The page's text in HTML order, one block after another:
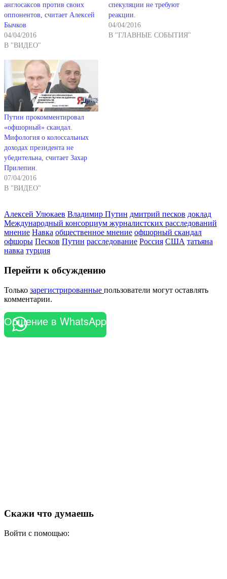
англосаксов против своих
оппонентов, считает Алексей
Бычков
04/04/2016
В "ВИДЕО"
спекуляции не требуют
реакции.
04/04/2016
В "ГЛАВНЫЕ СОБЫТИЯ"
Путин прокомментировал
«офшорный» скандал.
Мифология о колоссальных
доходах президента не
убедительна, считает Захар
Прилепин.
07/04/2016
В "ВИДЕО"
Алексей Улюкаев Владимир Путин дмитрий песков доклад
Международный консорциум журналистских расследований
мнение Навка общественное мнение офшорный скандал
офшоры Песков Путин расследование Россия США татьяна
навка турция
Перейти к обсуждению
Только зарегистрированные пользователи могут оставлять
комментарии.
Общение в WhatsApp
Скажи что думаешь
Войти с помощью: